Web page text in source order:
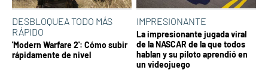
DESBLOQUEA TODO MÁS
RÁPIDO
'Modern Warfare 2': Cómo subir
rápidamente de nivel
IMPRESIONANTE
La impresionante jugada viral
de la NASCAR de la que todos
hablan y su piloto aprendió en
un videojuego